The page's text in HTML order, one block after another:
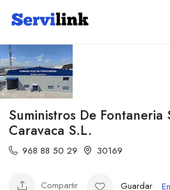
Suministros De Fontaneria
Caravaca S.L.
968 88 50 29 30169
Compartir Guardar